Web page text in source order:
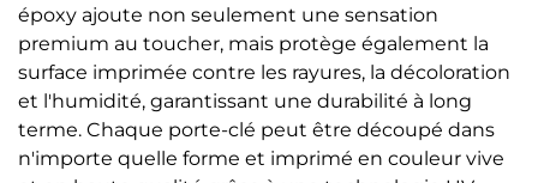
époxy ajoute non seulement une sensation
premium au toucher, mais protège également la
surface imprimée contre les rayures, la décoloration
et l'humidité, garantissant une durabilité à long
terme. Chaque porte-clé peut être découpé dans
n'importe quelle forme et imprimé en couleur vive